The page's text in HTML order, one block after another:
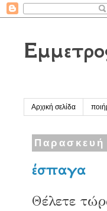
Αρχική σελίδα
Παρασκευή
έσπαγα
Θέλετε